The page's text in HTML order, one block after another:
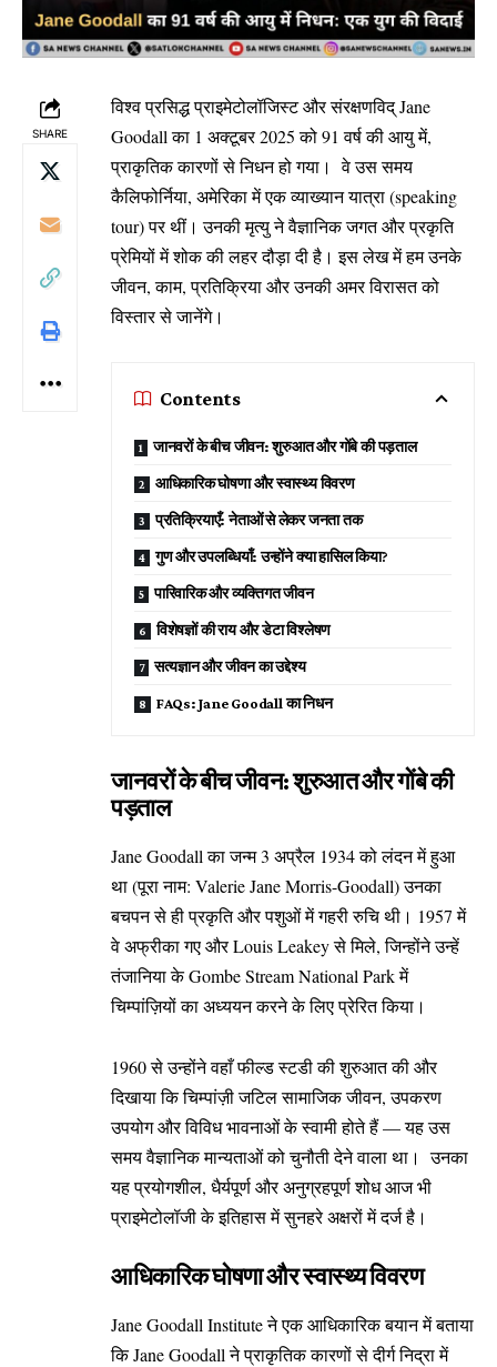
SHARE
विश्व प्रसिद्ध प्राइमेटोलॉजिस्ट और संरक्षणविद् Jane
Goodall का 1 अक्टूबर 2025 को 91 वर्ष की आयु में,
प्राकृतिक कारणों से निधन हो गया। वे उस समय
कैलिफोर्निया, अमेरिका में एक व्याख्यान यात्रा (speaking
tour) पर थीं। उनकी मृत्यु ने वैज्ञानिक जगत और प्रकृति
प्रेमियों में शोक की लहर दौड़ा दी है। इस लेख में हम उनके
जीवन, काम, प्रतिक्रिया और उनकी अमर विरासत को
विस्तार से जानेंगे।
Contents
जानवरों के बीच जीवन: शुरुआत और गोंबे की पड़ताल
आधिकारिक घोषणा और स्वास्थ्य विवरण
प्रतिक्रियाएँ: नेताओं से लेकर जनता तक
गुण और उपलब्धियाँ: उन्होंने क्या हासिल किया?
पारिवारिक और व्यक्तिगत जीवन
विशेषज्ञों की राय और डेटा विश्लेषण
सत्यज्ञान और जीवन का उद्देश्य
FAQs: Jane Goodall का निधन
जानवरों के बीच जीवन: शुरुआत और गोंबे की
पड़ताल
Jane Goodall का जन्म 3 अप्रैल 1934 को लंदन में हुआ
था (पूरा नाम: Valerie Jane Morris-Goodall) उनका
बचपन से ही प्रकृति और पशुओं में गहरी रुचि थी। 1957 में
वे अफ्रीका गए और Louis Leakey से मिले, जिन्होंने उन्हें
तंजानिया के Gombe Stream National Park में
चिम्पांज़ियों का अध्ययन करने के लिए प्रेरित किया।
1960 से उन्होंने वहाँ फील्ड स्टडी की शुरुआत की और
दिखाया कि चिम्पांज़ी जटिल सामाजिक जीवन, उपकरण
उपयोग और विविध भावनाओं के स्वामी होते हैं — यह उस
समय वैज्ञानिक मान्यताओं को चुनौती देने वाला था। उनका
यह प्रयोगशील, धैर्यपूर्ण और अनुग्रहपूर्ण शोध आज भी
प्राइमेटोलॉजी के इतिहास में सुनहरे अक्षरों में दर्ज है।
आधिकारिक घोषणा और स्वास्थ्य विवरण
Jane Goodall Institute ने एक आधिकारिक बयान में बताया
कि Jane Goodall ने प्राकृतिक कारणों से दीर्ग निद्रा में